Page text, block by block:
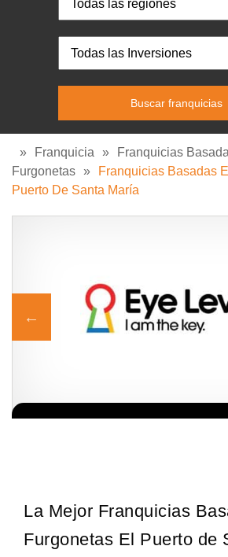
» Franquicia »
Franquicias
Furgonetas »
Franquicias Basadas
Puerto De Santa María
La Mejor Franquicias
Furgonetas El Puerto de